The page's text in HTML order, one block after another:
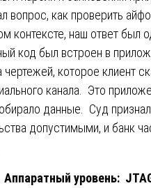
вопрос, как проверить
контексте, наш ответ был
код был встроен в
которое клиент
канала. Это
данные. Суд
допустимыми, и банк
уровень: